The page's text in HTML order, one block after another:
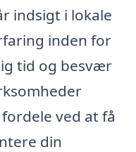
indsigt i lokale
inden for
tid og besvær
ved at få
din